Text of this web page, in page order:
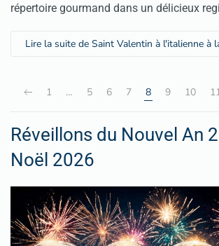
répertoire gourmand dans un délicieux
Lire la suite de Saint Valentin à l'italienne à
1 … 5 6 7 8 9 10
Réveillons du Nouvel An
Noël 2026